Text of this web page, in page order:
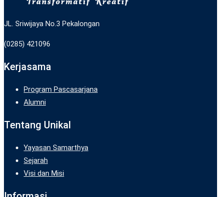
JL. Sriwijaya No.3 Pekalongan
(0285) 421096
Kerjasama
Program Pascasarjana
Alumni
Tentang Unikal
Yayasan Samarthya
Sejarah
Visi dan Misi